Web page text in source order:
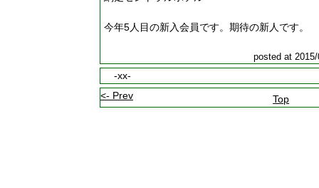
今年5人目の新入会員です。期待の新人です。
posted at
-xx-
<- Prev Top